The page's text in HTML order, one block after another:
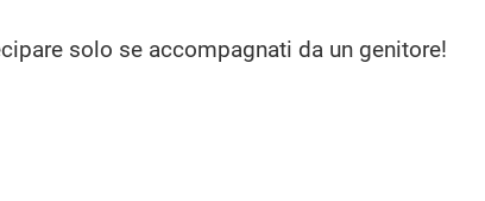
solo se accompagnati da un genitore!